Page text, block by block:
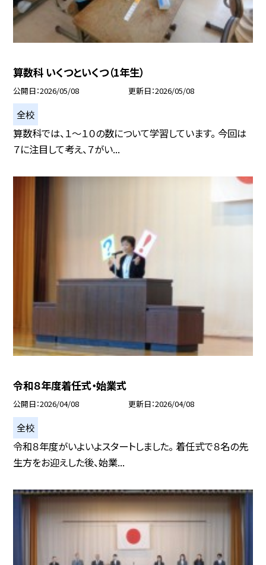
算数科 いくつといくつ（1年生）
公開日 2026/05/08 更新日 2026/05/08
全校
算数科では、１～１０の数について学習しています。 今回は
７に注目して考え、７がい...
令和８年度着任式・始業式
公開日 2026/04/08 更新日 2026/04/08
全校
令和８年度がいよいよスタートしました。 着任式で８名の先
生方をお迎えした後、始業...